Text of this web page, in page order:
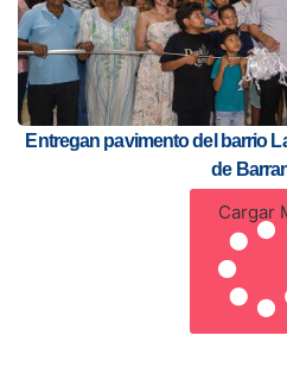
Entregan pavimento del barrio
de
Cargar